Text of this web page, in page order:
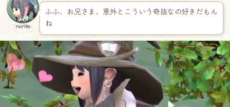
noriko
ふふ、お兄さま、意外とこういう奇抜なの好きだもん
ね